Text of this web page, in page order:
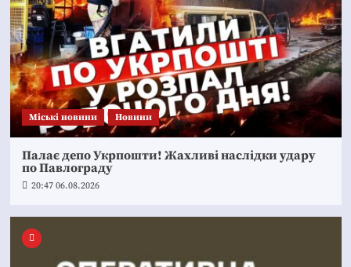
Mіські новини Новини
Палає депо Укрпошти! Жахливі наслідки удару
по Павлограду
20:47 06.08.2026